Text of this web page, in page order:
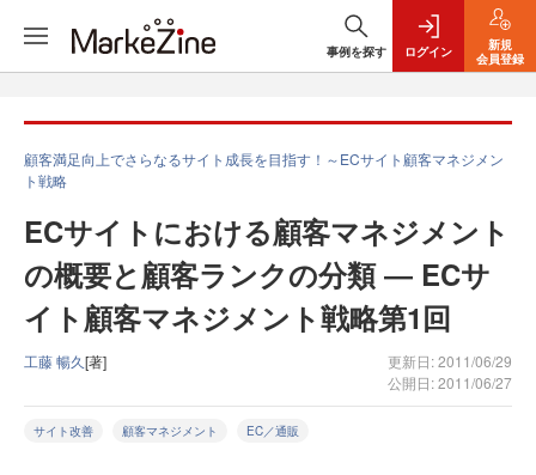
事例を探す ログイン
新規
会員登録
顧客満足向上でさらなるサイト成長を目指す！～ECサイト顧客マネジメン
ト戦略
ECサイトにおける顧客マネジメント
の概要と顧客ランクの分類 ― ECサ
イト顧客マネジメント戦略第1回
工藤 暢久[著]
更新日: 2011/06/29
公開日: 2011/06/27
サイト改善 顧客マネジメント EC／通販